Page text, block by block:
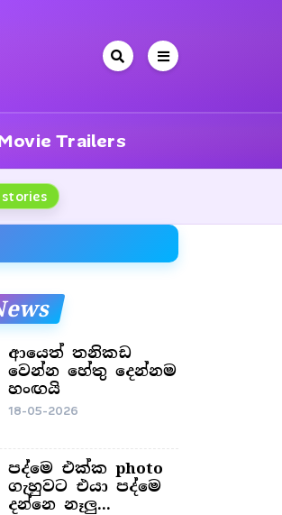
Trailers
ආයෙත් තනිකඩ
වෙන්න හේතු දෙන්නම
හංඟයි
18-05-2026
පද්මෙ එක්ක photo
ගැහුවට එයා පද්මෙ
දන්නෙ නෑලු...